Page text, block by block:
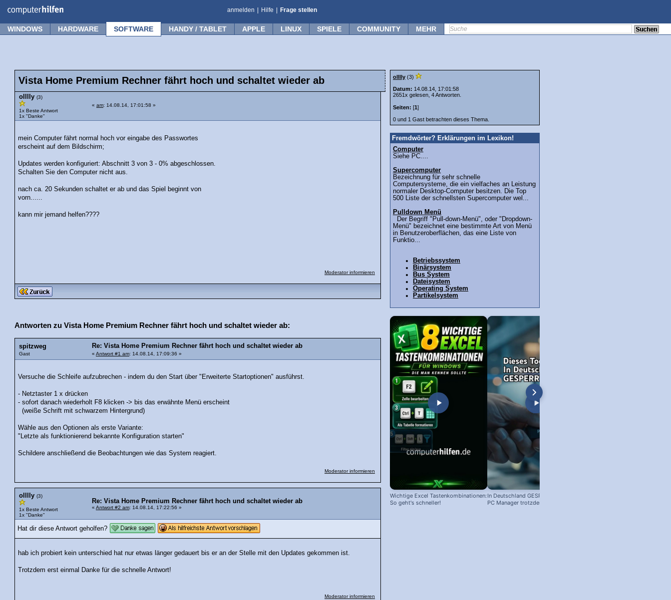
anmelden Hilfe Frage stellen
WINDOWS HARDWARE SOFTWARE HANDY / TABLET APPLE LINUX SPIELE COMMUNITY MEHR
Vista Home Premium Rechner fährt hoch und schaltet wieder ab
olllly (3)
1x Beste Antwort
1x "Danke"
« am: 14.08.14, 17:01:58 »
mein Computer fährt normal hoch vor eingabe des Passwortes
erscheint auf dem Bildschirm;
Updates werden konfiguriert: Abschnitt 3 von 3 - 0% abgeschlossen.
Schalten Sie den Computer nicht aus.
nach ca. 20 Sekunden schaltet er ab und das Spiel beginnt von
vorn......
kann mir jemand helfen????
Moderator informieren
Antworten zu Vista Home Premium Rechner fährt hoch und schaltet wieder ab:
spitzweg
Gast
Re: Vista Home Premium Rechner fährt hoch und schaltet wieder ab
« Antwort #1 am: 14.08.14, 17:09:36 »
Versuche die Schleife aufzubrechen - indem du den Start über "Erweiterte Startoptionen" ausführst.
- Netztaster 1 x drücken
- sofort danach wiederholt F8 klicken -> bis das erwähnte Menü erscheint
(weiße Schrift mit schwarzem Hintergrund)
Wähle aus den Optionen als erste Variante:
"Letzte als funktionierend bekannte Konfiguration starten"
Schildere anschließend die Beobachtungen wie das System reagiert.
Moderator informieren
olllly (3)
1x Beste Antwort
1x "Danke"
Re: Vista Home Premium Rechner fährt hoch und schaltet wieder ab
« Antwort #2 am: 14.08.14, 17:22:56 »
Hat dir diese Antwort geholfen?
hab ich probiert kein unterschied hat nur etwas länger gedauert bis er an der Stelle mit den Updates gekommen ist.
Trotzdem erst einmal Danke für die schnelle Antwort!
Moderator informieren
olllly (3)
Datum: 14.08.14, 17:01:58
2651x gelesen, 4 Antworten.
Seiten: [1]
0 und 1 Gast betrachten dieses Thema.
Fremdwörter? Erklärungen im Lexikon!
Computer
Siehe PC....
Supercomputer
Bezeichnung für sehr schnelle
Computersysteme, die ein vielfaches an Leistung
normaler Desktop-Computer besitzen. Die Top
500 Liste der schnellsten Supercomputer wel...
Pulldown Menü
Der Begriff "Pull-down-Menü", oder "Dropdown-
Menü" bezeichnet eine bestimmte Art von Menü
in Benutzeroberflächen, das eine Liste von
Funktio...
Betriebssystem
Binärsystem
Bus System
Dateisystem
Operating System
Partikelsystem
Wichtige Excel Tastenkombinationen:
So geht's schneller!
In Deutschland GESPERRT: Microsoft
PC Manager trotzdem installieren